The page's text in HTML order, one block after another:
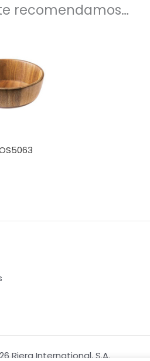
recomendamos…
Riera International, S.A.